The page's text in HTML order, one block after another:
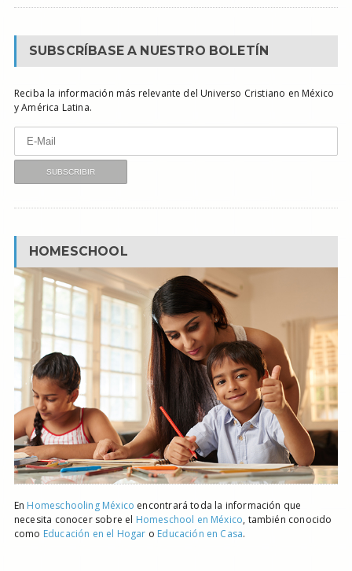
SUBSCRÍBASE A NUESTRO BOLETÍN
Reciba la información más relevante del Universo Cristiano en México
y América Latina.
HOMESCHOOL
En Homeschooling México encontrará toda la información que
necesita conocer sobre el Homeschool en México, también conocido
como Educación en el Hogar o Educación en Casa.